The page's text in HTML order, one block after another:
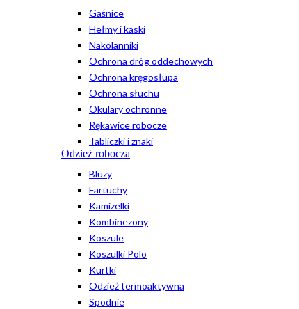
Gaśnice
Hełmy i kaski
Nakolanniki
Ochrona dróg oddechowych
Ochrona kręgosłupa
Ochrona słuchu
Okulary ochronne
Rękawice robocze
Tabliczki i znaki
Odzież robocza
Bluzy
Fartuchy
Kamizelki
Kombinezony
Koszule
Koszulki Polo
Kurtki
Odzież termoaktywna
Spodnie